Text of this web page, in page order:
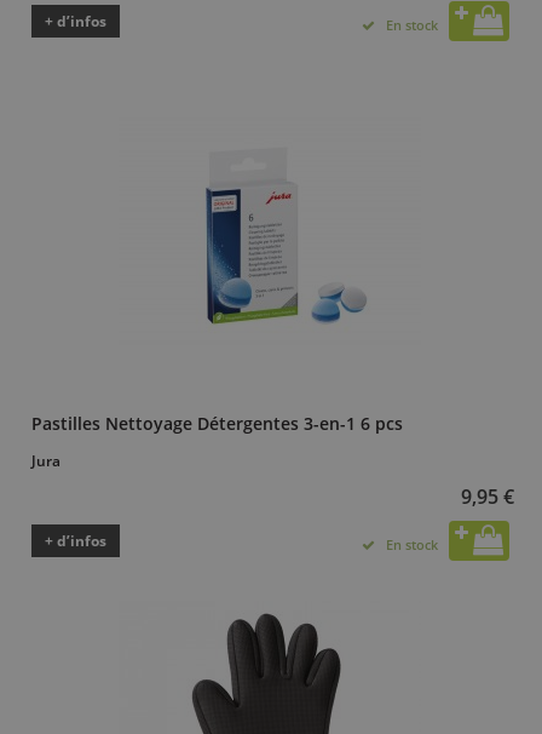
+ d’infos En stock
Pastilles Nettoyage Détergentes 3-en-1 6 pcs
Jura
9,95 €
+ d’infos En stock